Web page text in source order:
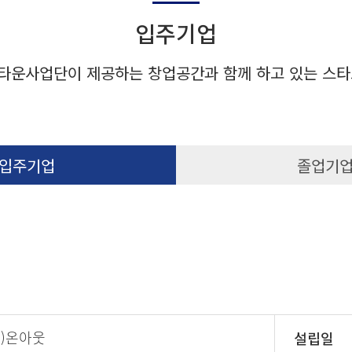
입주기업
운사업단이 제공하는 창업공간과 함께 하고 있는 스
주기업 졸업기
온아웃 설립일